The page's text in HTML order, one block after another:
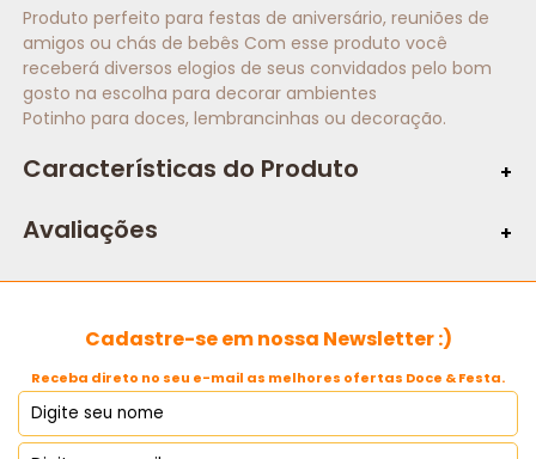
Produto perfeito para festas de aniversário, reuniões de
amigos ou chás de bebês Com esse produto você
receberá diversos elogios de seus convidados pelo bom
gosto na escolha para decorar ambientes
Potinho para doces, lembrancinhas ou decoração.
Características do Produto
Dimensões:
Material:
Avaliações
Cadastre-se em nossa Newsletter :)
Receba direto no seu e-mail as melhores ofertas Doce & Festa.